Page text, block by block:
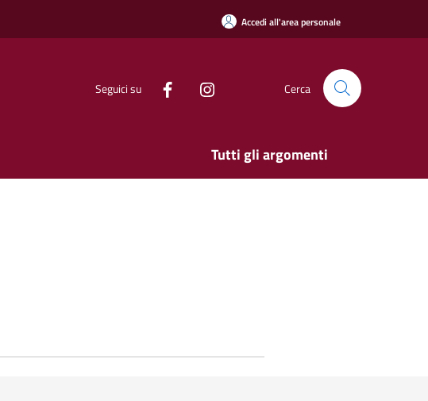
Accedi all'area personale
Seguici su Cerca
Tutti gli argomenti